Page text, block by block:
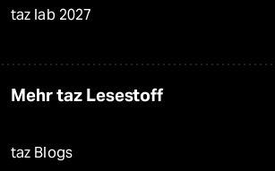
taz lab 2027
Mehr taz Lesestoff
taz Blogs